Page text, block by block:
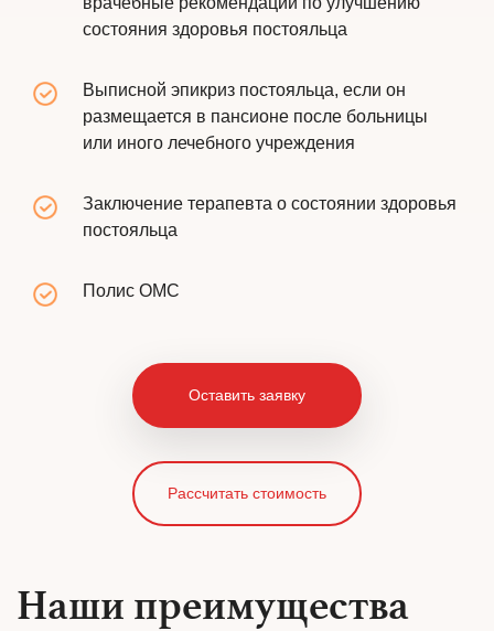
состояния здоровья постояльца
Выписной эпикриз постояльца, если он
размещается в пансионе после больницы
или иного лечебного учреждения
Заключение терапевта о состоянии здоровья
постояльца
Полис ОМС
Оставить заявку
Рассчитать стоимость
Наши преимущества